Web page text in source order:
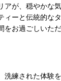
が、穏やかな
ィーと伝統的な
をお過ごしいた
練された体験を